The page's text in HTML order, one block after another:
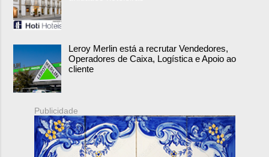
Leroy Merlin está a recrutar Vendedores,
Operadores de Caixa, Logística e Apoio ao
cliente
Publicidade